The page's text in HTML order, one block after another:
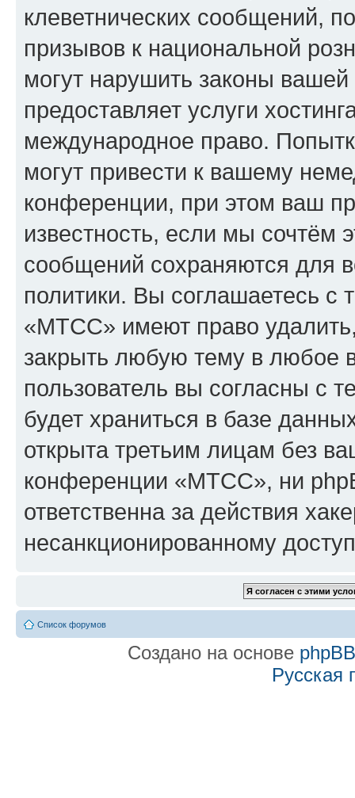
клеветнических сообщений,
призывов к национальной
могут нарушить законы
предоставляет услуги
международное право.
могут привести к вашему
конференции, при этом ваш
известность, если мы сочтём
сообщений сохраняются для
политики. Вы соглашаетесь
«МТСС» имеют право удалить,
закрыть любую тему в любое
пользователь вы согласны с
будет храниться в базе
открыта третьим лицам без
конференции «МТСС», ни
ответственна за действия
несанкционированному
Список форумов
Создано на основе phpBB
Русская